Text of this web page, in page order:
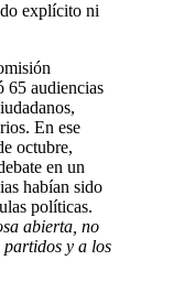
explícito ni
65 audiencias
En ese
octubre,
en un
habían sido
políticas.
abierta, no
partidos y a los